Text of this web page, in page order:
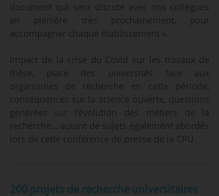
document qui sera discuté avec nos collègues
en plénière très prochainement, pour
accompagner chaque établissement ».
Impact de la crise du Covid sur les travaux de
thèse, place des universités face aux
organismes de recherche en cette période,
conséquences sur la science ouverte, questions
générées sur l’évolution des métiers de la
recherche… autant de sujets également abordés
lors de cette conférence de presse de la CPU.
200 projets de recherche universitaires